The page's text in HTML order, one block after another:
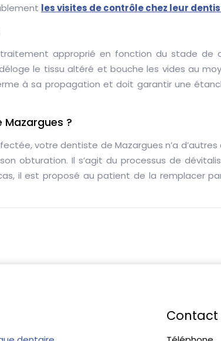
les visites de contrôle chez leur
approprié en fonction du stade de
le tissu altéré et bouche les vides au
à sa propagation et doit garantir une
?
votre dentiste de Mazargues n’a
obturation. Il s’agit du processus de
il est proposé au patient de la remplacer
Contact